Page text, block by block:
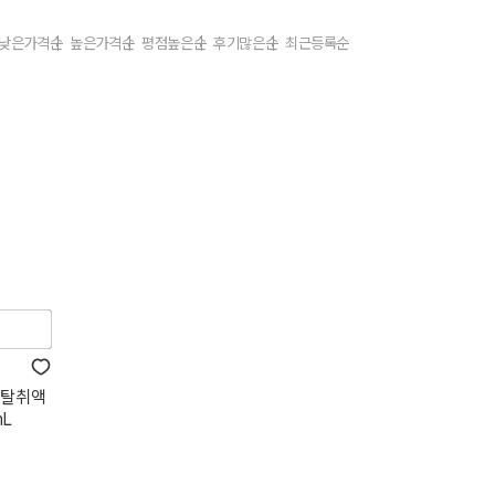
낮은가격순 높은가격순 평점높은순 후기많은순 최근등록순
취액